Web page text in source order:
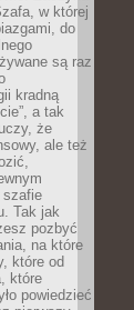
w której
do
są raz
kradną
a tak
że
ale też
szafie
Tak jak
pozbyć
na które
które od
które
powiedzieć